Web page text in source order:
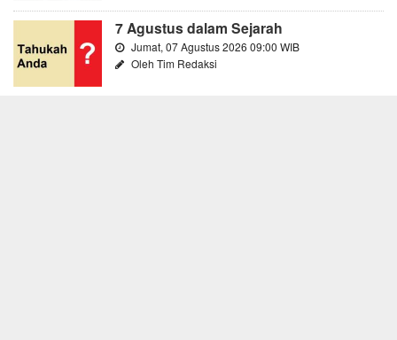
7 Agustus dalam Sejarah
Jumat, 07 Agustus 2026 09:00 WIB
Oleh Tim Redaksi